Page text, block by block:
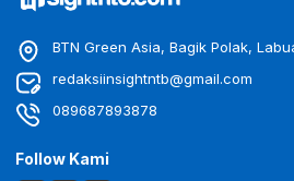
BTN Green Asia, Bagik Polak,
redaksiinsightntb@gmail.com
089687893878
Follow Kami